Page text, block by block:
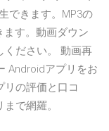
できます。MP3の
ます。動画ダウン
ください。 動画再
Androidアプリをお
の評価と口コ
で網羅。